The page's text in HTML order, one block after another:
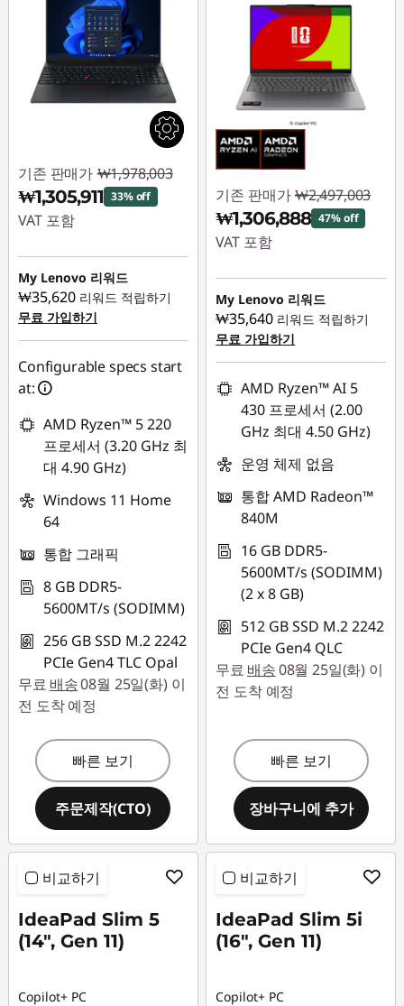
기존 판매가 ₩1,978,003
₩1,305,911 33% off
VAT 포함
즉시 할인: :-
₩672,092
My Lenovo 리워드
₩35,620 리워드 적립하기
무료 가입하기
Configurable specs start
at:
AMD Ryzen™ 5 220
프로세서 (3.20 GHz 최
대 4.90 GHz)
Windows 11 Home
64
통합 그래픽
8 GB DDR5-
5600MT/s (SODIMM)
256 GB SSD M.2 2242
PCIe Gen4 TLC Opal
무료 배송08월 25일(화) 이
전 도착 예정
빠른 보기
주문제작(CTO)
기존 판매가 ₩2,497,003
₩1,306,888 47% off
VAT 포함
즉시 할인: :-
₩1,190,115
My Lenovo 리워드
₩35,640 리워드 적립하기
무료 가입하기
AMD Ryzen™ AI 5
430 프로세서 (2.00
GHz 최대 4.50 GHz)
운영 체제 없음
통합 AMD Radeon™
840M
16 GB DDR5-
5600MT/s (SODIMM)
(2 x 8 GB)
512 GB SSD M.2 2242
PCIe Gen4 QLC
무료 배송08월 25일(화) 이
전 도착 예정
빠른 보기
장바구니에 추가
비교하기
IdeaPad Slim 5
(14", Gen 11)
Copilot+ PC
비교하기
IdeaPad Slim 5i
(16", Gen 11)
Copilot+ PC